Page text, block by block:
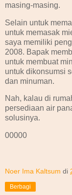
masing-masing.
Selain untuk
untuk memasak
saya memiliki
2008. Bapak
untuk membuat
untuk dikonsumsi
dan minuman.
Nah, kalau di
persediaan air
solusinya.
00000
Noer Ima Kaltsum di
Berbagi